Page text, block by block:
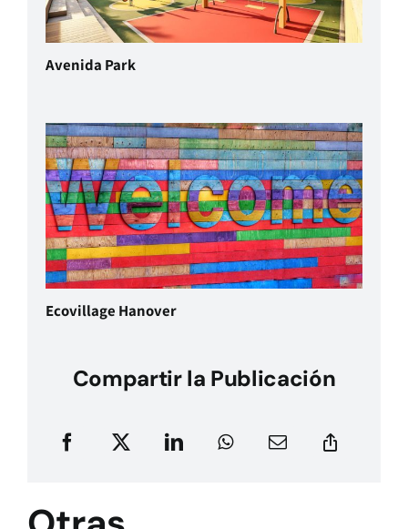
Avenida Park
Ecovillage Hanover
Compartir la Publicación